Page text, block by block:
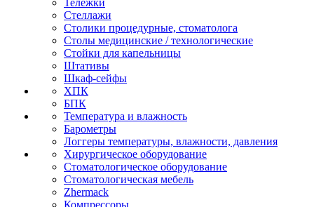
Тележки
Стеллажи
Столики процедурные, стоматолога
Столы медицинские / технологические
Стойки для капельницы
Штативы
Шкаф-сейфы
ХПК
БПК
Температура и влажность
Барометры
Логгеры температуры, влажности, давления
Хирургическое оборудование
Стоматологическое оборудование
Стоматологическая мебель
Zhermack
Компрессоры